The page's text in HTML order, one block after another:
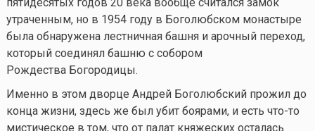
утраченным, но в 1954 году в Боголюбском монастыре
была обнаружена лестничная башня и арочный переход,
который соединял башню с собором
Рождества Богородицы.
Именно в этом дворце Андрей Боголюбский прожил до
конца жизни, здесь же был убит боярами, и есть что-то
мистическое в том, что от палат княжеских осталась